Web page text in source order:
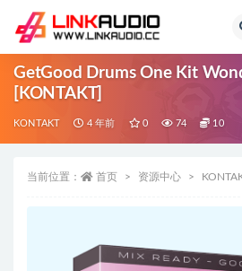
GetGood Drums One Kit
[KONTAKT]
KONTAKT 4 年前 0 74 10
当前位置： 首页 资源中心